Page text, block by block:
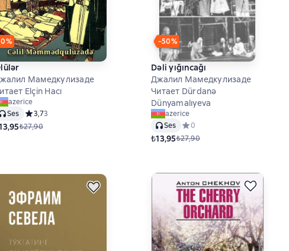
Мамедкулизаде
Elçin Hacı
azerice
Ses
Средний рейтинг 3,7 на основе 3 оценок
3,73
₺27,90
−50%
Dəli yığıncağı
Джалил Мамедкулизаде
Читает Dürdanə
Dünyamalıyeva
azerice
Ses
Средний рейтинг 0 на основе
0
₺13,95₺27,90